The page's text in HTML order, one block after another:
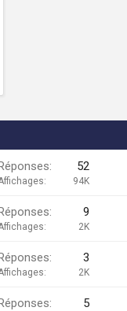
52
94K
9
2K
3
2K
5